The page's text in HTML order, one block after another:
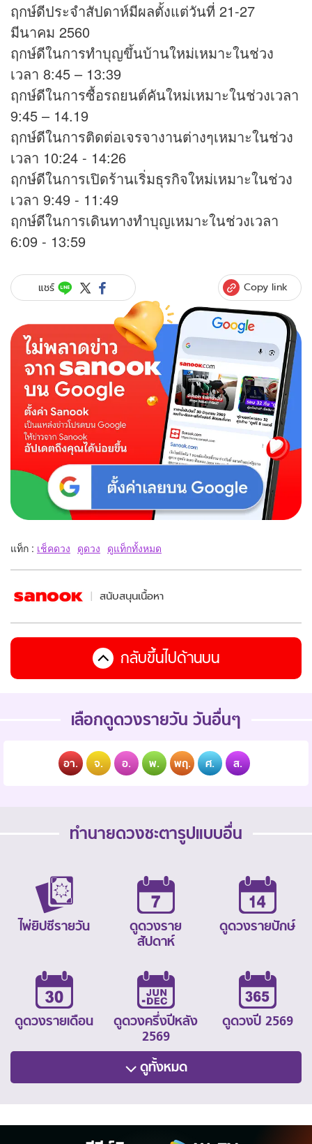
ฤกษ์ดีประจำสัปดาห์มีผลตั้งแต่วันที่ 21-27
มีนาคม 2560
ฤกษ์ดีในการทำบุญขึ้นบ้านใหม่เหมาะในช่วง
เวลา 8:45 – 13:39
ฤกษ์ดีในการซื้อรถยนต์คันใหม่เหมาะในช่วงเวลา
9:45 – 14.19
ฤกษ์ดีในการติดต่อเจรจางานต่างๆเหมาะในช่วง
เวลา 10:24 - 14:26
ฤกษ์ดีในการเปิดร้านเริ่มธุรกิจใหม่เหมาะในช่วง
เวลา 9:49 - 11:49
ฤกษ์ดีในการเดินทางทำบุญเหมาะในช่วงเวลา
6:09 - 13:59
แชร์ Copy link
แท็ก : เช็คดวง ดูดวง ดูแท็กทั้งหมด
สนับสนุนเนื้อหา
กลับขึ้นไปด้านบน
เลือกดูดวงรายวัน วันอื่นๆ
อา. จ. อ. พ. พฤ. ศ. ส.
ทำนายดวงชะตารูปแบบอื่น
ไพ่ยิปซีรายวัน
ดูดวงราย
สัปดาห์
ดูดวงรายปักษ์
ดูดวงรายเดือน
ดูดวงครึ่งปีหลัง
2569
ดูดวงปี 2569
ดูทั้งหมด